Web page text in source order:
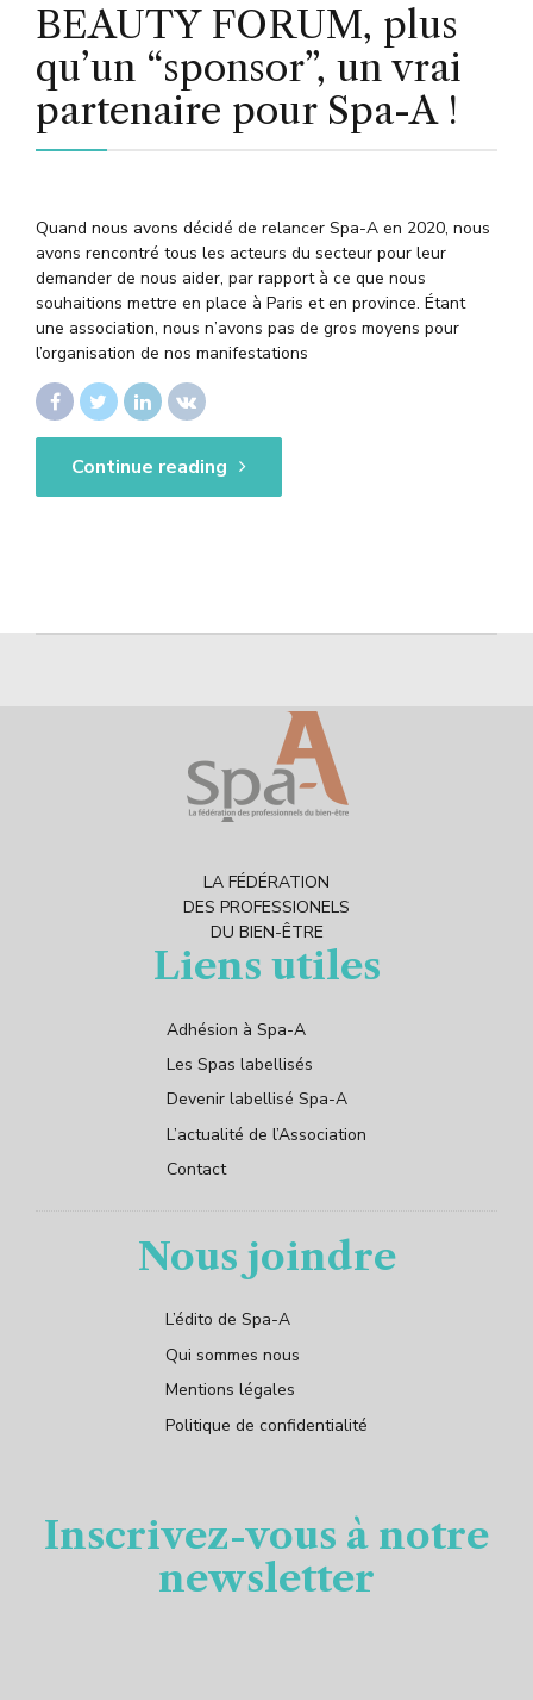
BEAUTY FORUM, plus
qu’un “sponsor”, un vrai
partenaire pour Spa-A !
Quand nous avons décidé de relancer Spa-A en 2020, nous
avons rencontré tous les acteurs du secteur pour leur
demander de nous aider, par rapport à ce que nous
souhaitions mettre en place à Paris et en province. Étant
une association, nous n’avons pas de gros moyens pour
l’organisation de nos manifestations
Continue reading
LA FÉDÉRATION
DES PROFESSIONELS
DU BIEN-ÊTRE
Liens utiles
Adhésion à Spa-A
Les Spas labellisés
Devenir labellisé Spa-A
L’actualité de l’Association
Contact
Nous joindre
L’édito de Spa-A
Qui sommes nous
Mentions légales
Politique de confidentialité
Inscrivez-vous à notre
newsletter